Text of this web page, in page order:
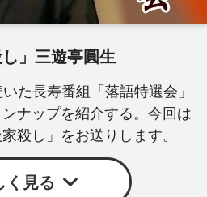
」三遊亭圓生
た長寿番組「落語特選会」
ナップを紹介する。今回は
殺し」をお送りします。
く見る